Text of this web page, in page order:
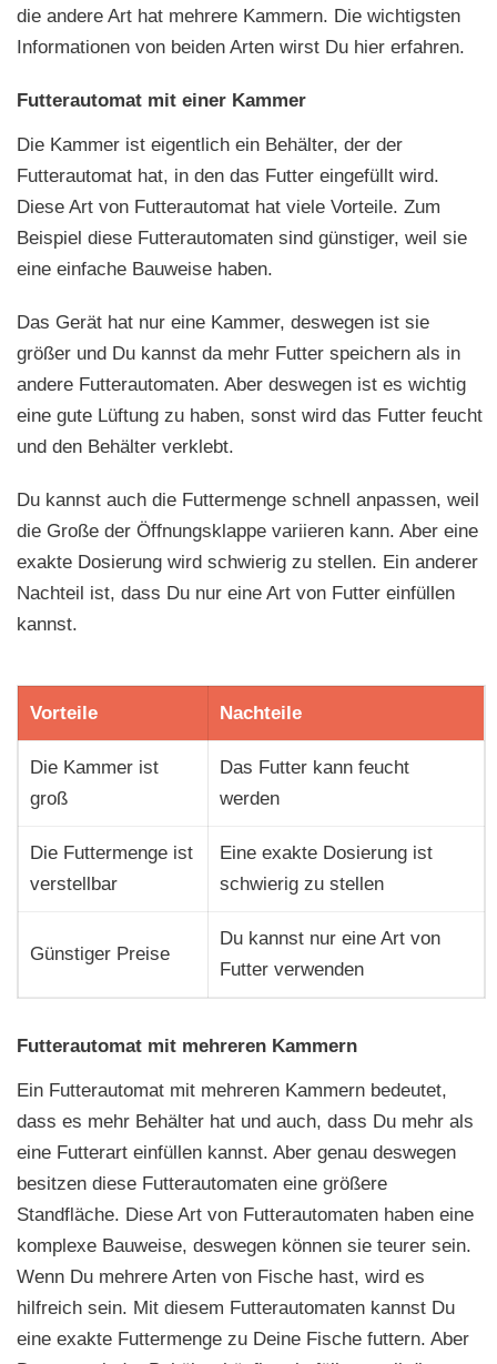
die andere Art hat mehrere Kammern. Die wichtigsten
Informationen von beiden Arten wirst Du hier erfahren.
Futterautomat mit einer Kammer
Die Kammer ist eigentlich ein Behälter, der der
Futterautomat hat, in den das Futter eingefüllt wird.
Diese Art von Futterautomat hat viele Vorteile. Zum
Beispiel diese Futterautomaten sind günstiger, weil sie
eine einfache Bauweise haben.
Das Gerät hat nur eine Kammer, deswegen ist sie
größer und Du kannst da mehr Futter speichern als in
andere Futterautomaten. Aber deswegen ist es wichtig
eine gute Lüftung zu haben, sonst wird das Futter feucht
und den Behälter verklebt.
Du kannst auch die Futtermenge schnell anpassen, weil
die Große der Öffnungsklappe variieren kann. Aber eine
exakte Dosierung wird schwierig zu stellen. Ein anderer
Nachteil ist, dass Du nur eine Art von Futter einfüllen
kannst.
Vorteile Nachteile
Die Kammer ist
groß
Das Futter kann feucht
werden
Die Futtermenge ist
verstellbar
Eine exakte Dosierung ist
schwierig zu stellen
Günstiger Preise
Du kannst nur eine Art von
Futter verwenden
Futterautomat mit mehreren Kammern
Ein Futterautomat mit mehreren Kammern bedeutet,
dass es mehr Behälter hat und auch, dass Du mehr als
eine Futterart einfüllen kannst. Aber genau deswegen
besitzen diese Futterautomaten eine größere
Standfläche. Diese Art von Futterautomaten haben eine
komplexe Bauweise, deswegen können sie teurer sein.
Wenn Du mehrere Arten von Fische hast, wird es
hilfreich sein. Mit diesem Futterautomaten kannst Du
eine exakte Futtermenge zu Deine Fische futtern. Aber